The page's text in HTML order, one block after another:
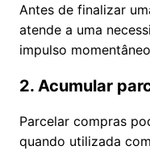
Antes de finalizar
atende a uma
impulso
2. Acumular
Parcelar compras
quando utilizada